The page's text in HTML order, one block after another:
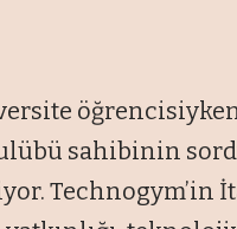
sahibinin
Technogym’in